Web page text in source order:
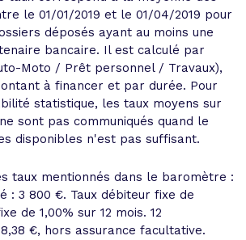
le 01/01/2019 et le 01/04/2019 pour
déposés ayant au moins une
bancaire. Il est calculé par
Moto / Prêt personnel / Travaux),
à financer et par durée. Pour
statistique, les taux moyens sur
sont pas communiqués quand le
disponibles n'est pas suffisant.
taux mentionnés dans le baromètre :
: 3 800 €. Taux débiteur fixe de
de 1,00% sur 12 mois. 12
€, hors assurance facultative.